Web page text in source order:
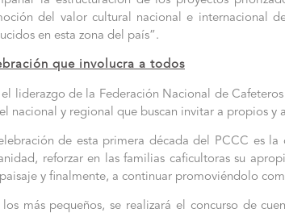
del valor cultural nacional e internacional
en esta zona del país”.
que involucra a todos
el liderazgo de la Federación Nacional de
nacional y regional que buscan invitar a propios y
de esta primera década del PCCC es
reforzar en las familias caficultoras su
y finalmente, a continuar promoviéndolo
los más pequeños, se realizará el concurso de